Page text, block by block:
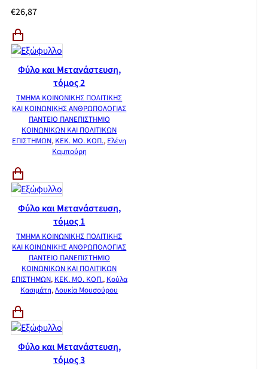
€26,87
Φύλο και Μετανάστευση,
τόμος 2
ΤΜΗΜΑ ΚΟΙΝΩΝΙΚΗΣ ΠΟΛΙΤΙΚΗΣ
ΚΑΙ ΚΟΙΝΩΝΙΚΗΣ ΑΝΘΡΩΠΟΛΟΓΙΑΣ
ΠΑΝΤΕΙΟ ΠΑΝΕΠΙΣΤΗΜΙΟ
ΚΟΙΝΩΝΙΚΩΝ ΚΑΙ ΠΟΛΙΤΙΚΩΝ
ΕΠΙΣΤΗΜΩΝ, ΚΕΚ. ΜΟ. ΚΟΠ., Ελένη
Καμπούρη
Φύλο και Μετανάστευση,
τόμος 1
ΤΜΗΜΑ ΚΟΙΝΩΝΙΚΗΣ ΠΟΛΙΤΙΚΗΣ
ΚΑΙ ΚΟΙΝΩΝΙΚΗΣ ΑΝΘΡΩΠΟΛΟΓΙΑΣ
ΠΑΝΤΕΙΟ ΠΑΝΕΠΙΣΤΗΜΙΟ
ΚΟΙΝΩΝΙΚΩΝ ΚΑΙ ΠΟΛΙΤΙΚΩΝ
ΕΠΙΣΤΗΜΩΝ, ΚΕΚ. ΜΟ. ΚΟΠ., Κούλα
Κασιμάτη,Λουκία Μουσούρου
Φύλο και Μετανάστευση,
τόμος 3